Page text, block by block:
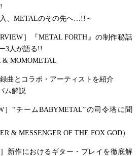
、METALのその先へ…!!～
］『METAL FORTH』の制作秘話
3人が語る!!
& MOMOMETAL
曲とコラボ・アーティストを紹介
ム解説
］“チームBABYMETAL”の司令塔に聞
& MESSENGER OF THE FOX GOD）
新作におけるギター・プレイを徹底解